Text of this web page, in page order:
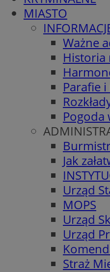
MIASTO
Ważne
Historia
Parafie
Pogoda
Jak
Urząd
MOPS
Urząd
Urząd
Straż